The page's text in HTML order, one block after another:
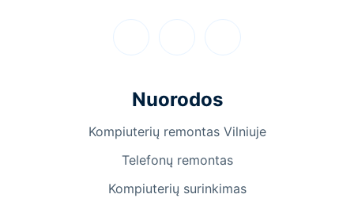
Nuorodos
Kompiuterių remontas Vilniuje
Telefonų remontas
Kompiuterių surinkimas